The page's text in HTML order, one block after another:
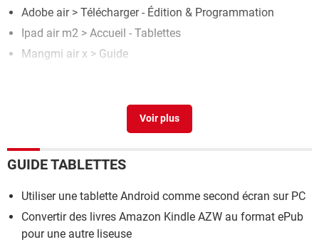
Adobe air> Télécharger - Édition & Programmation
Ipad air m2 > Accueil - Tablettes
Mangmi air x > Guide
GUIDE TABLETTES
Utiliser une tablette Android comme second écran sur PC
Convertir des livres Amazon Kindle AZW au format ePub
pour une autre liseuse